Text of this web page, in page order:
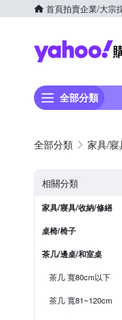
首頁拍賣企業/大宗
全部分類
家具/寢
相關分類
家具/寢具/收納/修繕
桌椅/椅子
茶几/邊桌/和室桌
茶几 寬80cm以下
茶几 寬81~120cm